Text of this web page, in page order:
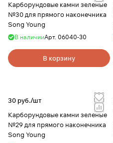
Карборундовые камни зеленые
№30 для прямого наконечника
Song Young
В наличииАрт. 06040-30
В корзину
30 руб./шт
Карборундовые камни зеленые
№29 для прямого наконечника
Song Young